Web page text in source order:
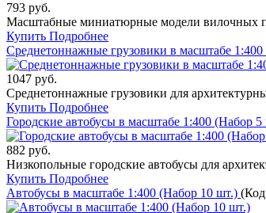
793 руб.
Масштабные миниатюрные модели вилочных
Купить Подробнее
Среднетоннажные грузовики в масштабе
1047 руб.
Среднетоннажные грузовики для
Купить Подробнее
Городские автобусы в масштабе 1:400 (Набор 5
882 руб.
Низкопольные городские автобусы для
Купить Подробнее
Автобусы в масштабе 1:400 (Набор 10 шт.)